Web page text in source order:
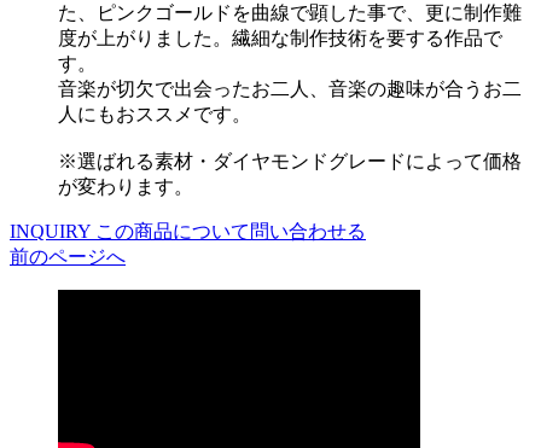
た、ピンクゴールドを曲線で顕した事で、更に制作難
度が上がりました。繊細な制作技術を要する作品で
す。
音楽が切欠で出会ったお二人、音楽の趣味が合うお二
人にもおススメです。
※選ばれる素材・ダイヤモンドグレードによって価格
が変わります。
INQUIRY この商品について問い合わせる
前のページへ